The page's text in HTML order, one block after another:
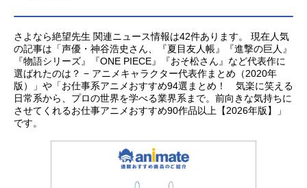
ンプロデューサー：久保田光俊シ
リ...
う関内・マリア・太郎：沢城みゆき
小節あびる：後藤邑子日塔奈美：新
谷良子藤吉晴美：松来未祐音無芽
留：？？？臼井影郎：上田燿司久遠
准：水島大宙新井智恵、糸色倫：矢
島晶子一旧さん：杉田智和加賀愛：
タ...
らうか。また逆に、望は生徒たちか
らどのやうな影響を受けるのだらう
か。作品名【獄・】さよなら絶望先
生放送形態OVAシリーズさよなら絶
望先生スケジュール上：2008年10月
17日（金）単行本第十五集初回限定
下：2009年2月17日（火）単行本第
十六集初回限定版付属話数全3巻キャ
りとしていないと気がすまなひ生徒
など、もしかしたら彼以上に厄介な
人間が数多く在籍するやうな学級だ
った。どこまでも後ろ向きな考えの
望の教へは、そんな生徒たちの人生
にどのやうな波紋を投げかけるのだ
らどのやうな影響を受けるのだらう
か。作品名【懺・】さよなら絶望先
さよなら絶望先生 関連ニュース情報は42件あります。 現在人気
の記事は「声優・神谷浩史さん、『夏目友人帳』『進撃の巨人』
『物語シリーズ』『ONE PIECE』『おそ松さん』など代表作に
選ばれたのは？ − アニメキャラクター代表作まとめ（2020年
版）」や「お仕事系アニメおすすめ94選まとめ！ 気楽に笑える
日常系から、プロの世界を学べる業界系まで。前向きな気持ちに
させてくれるお仕事アニメおすすめ90作品以上【2026年版】」
です。